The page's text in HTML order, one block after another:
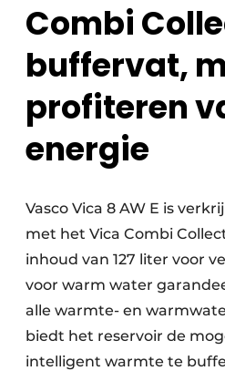
Combi
buffervat,
profiteren
energie
Vasco Vica 8 AW E is
met het Vica Combi
inhoud van 127 liter voor
voor warm water
alle warmte- en
biedt het reservoir de
intelligent warmte te